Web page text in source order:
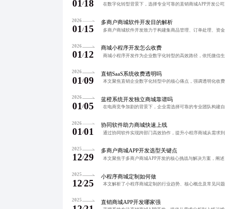
01/18
2026
01/15
多商户商城软件开发目的解析
2026
01/12
商城小程序开发怎么收费
2026
01/09
直销SaaS系统收费透明吗
2026
01/05
蓝橙系统开发独立商城靠谱吗
2026
01/01
协同软件助力商城快速上线
2025
12/29
多商户商城APP开发选型关键点
2025
12/25
小程序商城定制如何做
2025 直销商城APP开发哪家强